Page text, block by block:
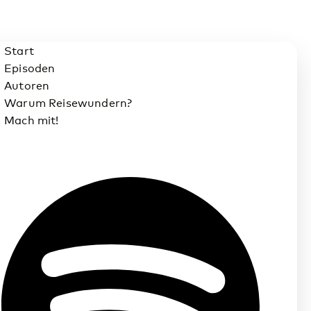
Start
Episoden
Autoren
Warum Reisewundern?
Mach mit!